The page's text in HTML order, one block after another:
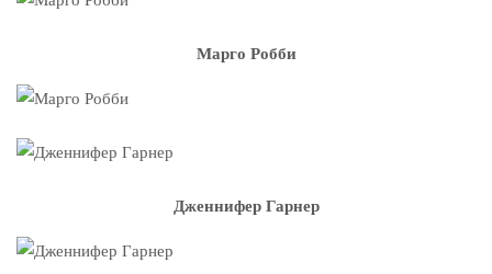
Марго Робби
Дженнифер Гарнер